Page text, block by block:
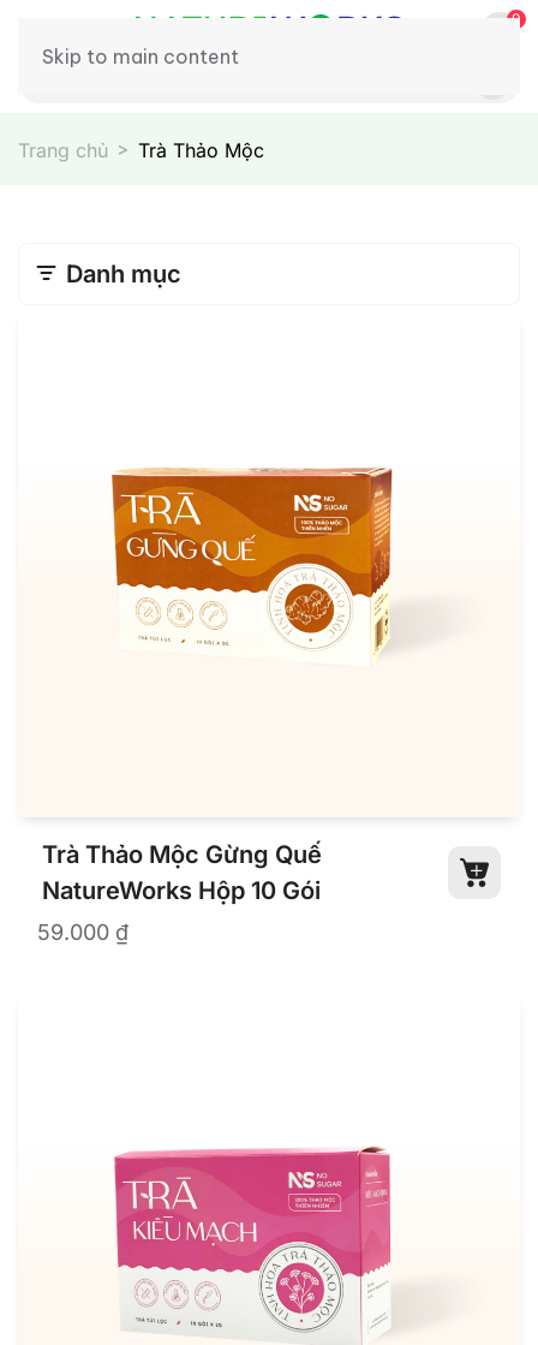
Skip to main content
0
Trang chủ Trà Thảo Mộc
Danh mục
Phục Hồi Tóc
Trà Thảo Mộc
Trà Thảo Mộc Gừng Quế
NatureWorks Hộp 10 Gói
59.000 ₫